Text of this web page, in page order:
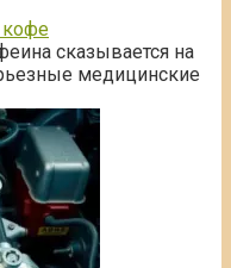
кофе
сказывается на
медицинские